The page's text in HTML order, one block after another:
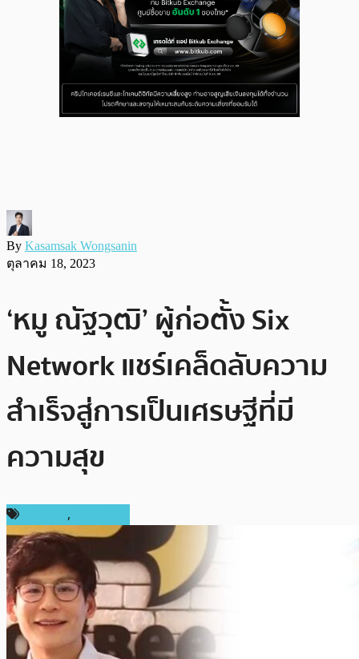
By Kasamsak Wongsanin
ตุลาคม 18, 2023
‘หมู ณัฐวุฒิ’ ผู้ก่อตั้ง Six
Network แชร์เคล็ดลับความ
สำเร็จสู่การเป็นเศรษฐีที่มี
ความสุข
,